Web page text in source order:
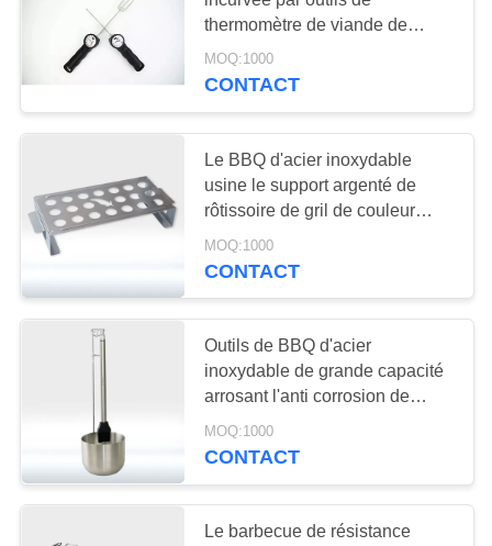
thermomètre de viande de
forme de corps de BBQ de
Trident
MOQ:1000
CONTACT
Le BBQ d'acier inoxydable
usine le support argenté de
rôtissoire de gril de couleur
facilement nettoyé
MOQ:1000
CONTACT
Outils de BBQ d'acier
inoxydable de grande capacité
arrosant l'anti corrosion de
brosse et de pot
MOQ:1000
CONTACT
Le barbecue de résistance